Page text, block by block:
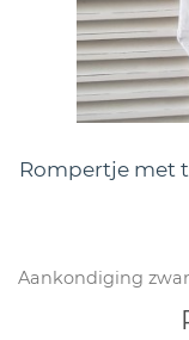
Rompertje met
Aankondiging